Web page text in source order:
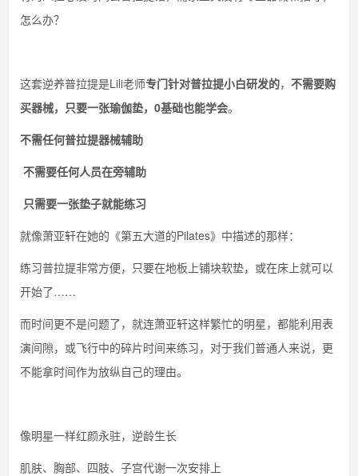
怎么办？
这套逆养普拉提是Lili老师专门针对普拉提小白研发的， 不需要购
买器械，只要一张瑜伽垫，0基础也能学会。
不需任何普拉提器械辅助
不需要任何人员在旁辅助
只需要一张垫子就能练习
就像萧亚轩在她的《第五大道的Pilates》中描述的那样：
练习普拉提非常方便，只要在地板上铺块软垫，或在床上就可以
开始了……
而时间更不是问题了，就连萧亚轩这样繁忙的明星，都能利用表
演间隙，或飞行中的碎片时间来练习，对于我们普通人来说，更
不能拿时间作为放纵自己的理由。
像明星一样红颜永驻，逆龄生长
肌肤、胸部、四肢、子宫代谢一次安排上